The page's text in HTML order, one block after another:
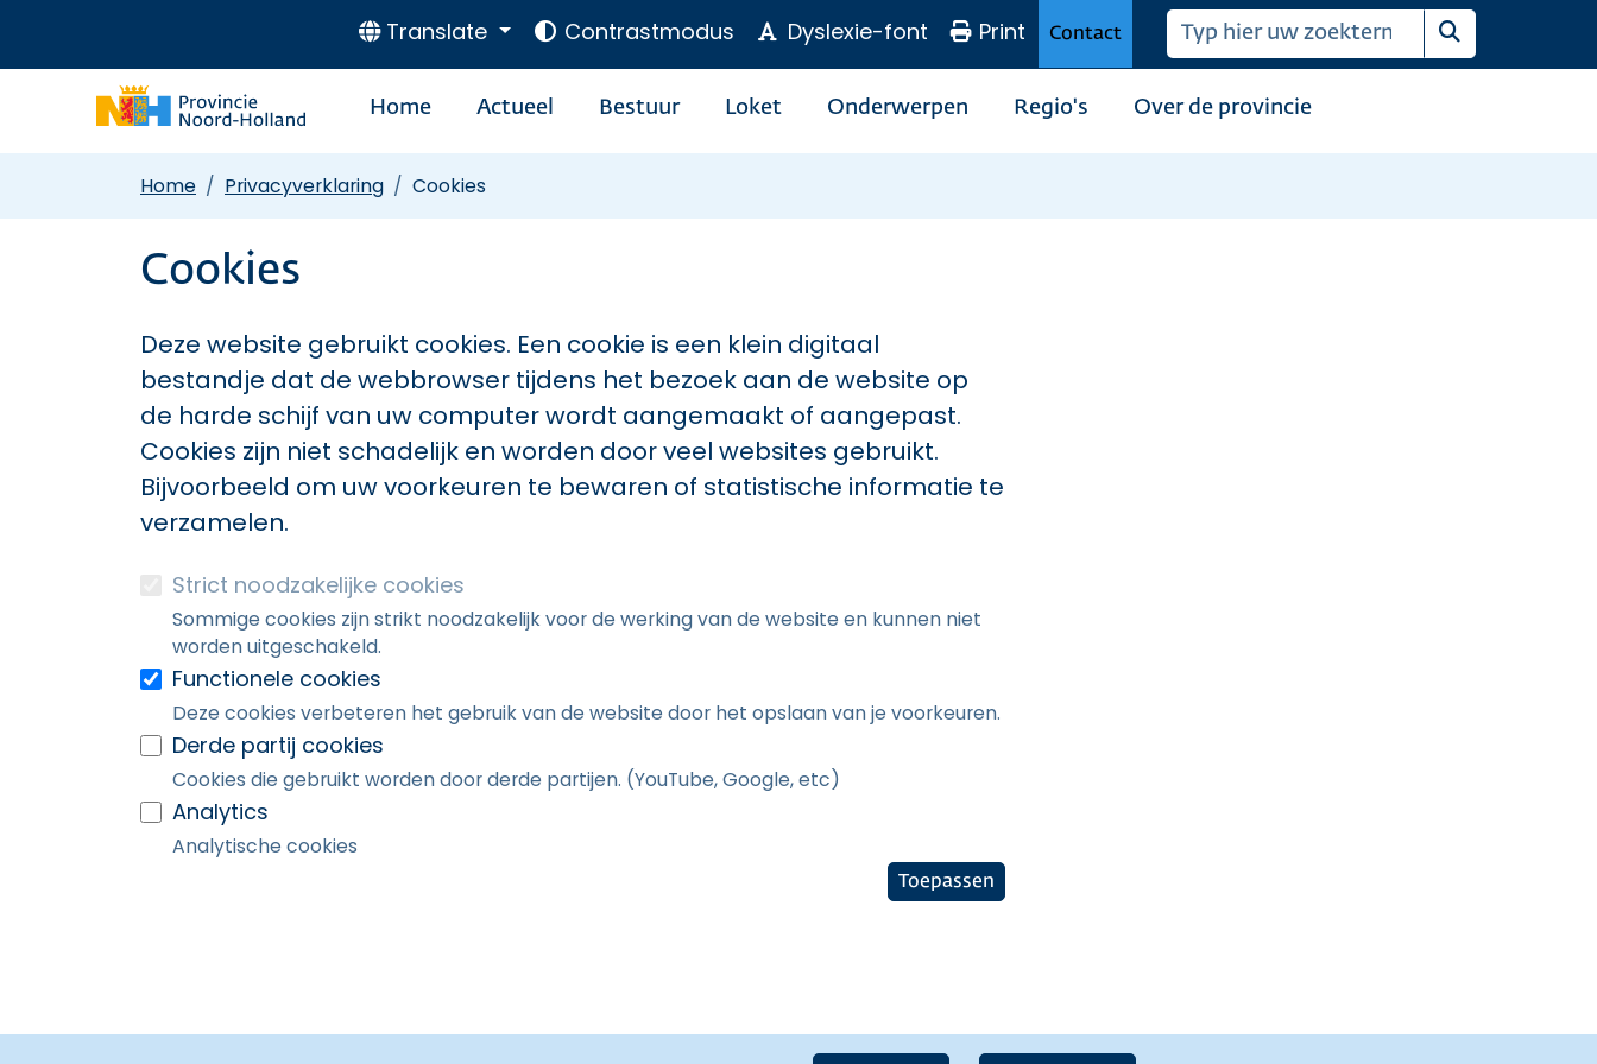
Translate Contrastmodus Dyslexie-font Print Contact
Zoeken
Home Actueel Bestuur Loket Onderwerpen Regio's Over de provincie
Home Privacyverklaring Cookies
Cookies
Deze website gebruikt cookies. Een cookie is een klein digitaal
bestandje dat de webbrowser tijdens het bezoek aan de website op
de harde schijf van uw computer wordt aangemaakt of aangepast.
Cookies zijn niet schadelijk en worden door veel websites gebruikt.
Bijvoorbeeld om uw voorkeuren te bewaren of statistische informatie te
verzamelen.
Strict noodzakelijke cookies
Sommige cookies zijn strikt noodzakelijk voor de werking van de website en kunnen niet
worden uitgeschakeld.
Functionele cookies
Deze cookies verbeteren het gebruik van de website door het opslaan van je voorkeuren.
Derde partij cookies
Cookies die gebruikt worden door derde partijen. (YouTube, Google, etc)
Analytics
Analytische cookies
Toepassen